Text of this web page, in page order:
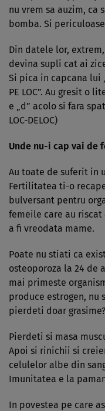
nu vrem sa auzim, ca
bomba. Si
Din da­tele lor,
devina supli cat ai
Si pica in cap­cana lui
PE LOC”. Au gresit o
e „d” acolo si fara
LOC-DELOC)
Unde nu-i cap vai
Au toate de suferit in
Fertilitatea ti-o
bulversant pentru
femeile care au
a fi vreodata mame.
Poate nu stiati ca
osteoporoza la 24 de
mai primeste
produce estrogen, nu
pierdeti doar grasime?
Pierdeti si masa
Apoi si rinichii si
celulelor albe din
Imunitatea e la
In povestea pe care